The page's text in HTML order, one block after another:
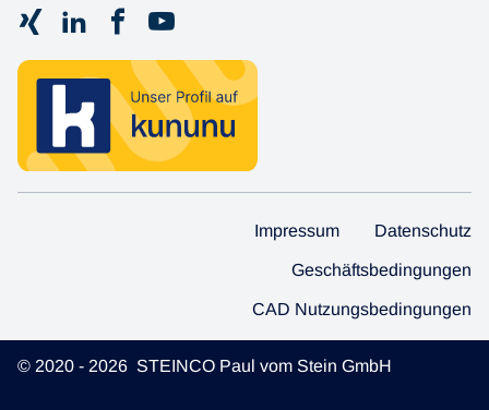
Impressum Datenschutz
Geschäftsbedingungen
CAD Nutzungsbedingungen
© 2020 - 2026 STEINCO Paul vom Stein GmbH